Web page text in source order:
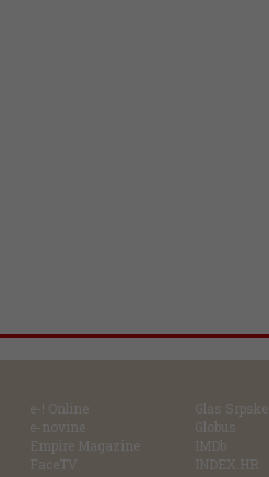
e-! Online
e-novine
Empire Magazine
FaceTV
Glas Srpske
Globus
IMDb
INDEX.HR